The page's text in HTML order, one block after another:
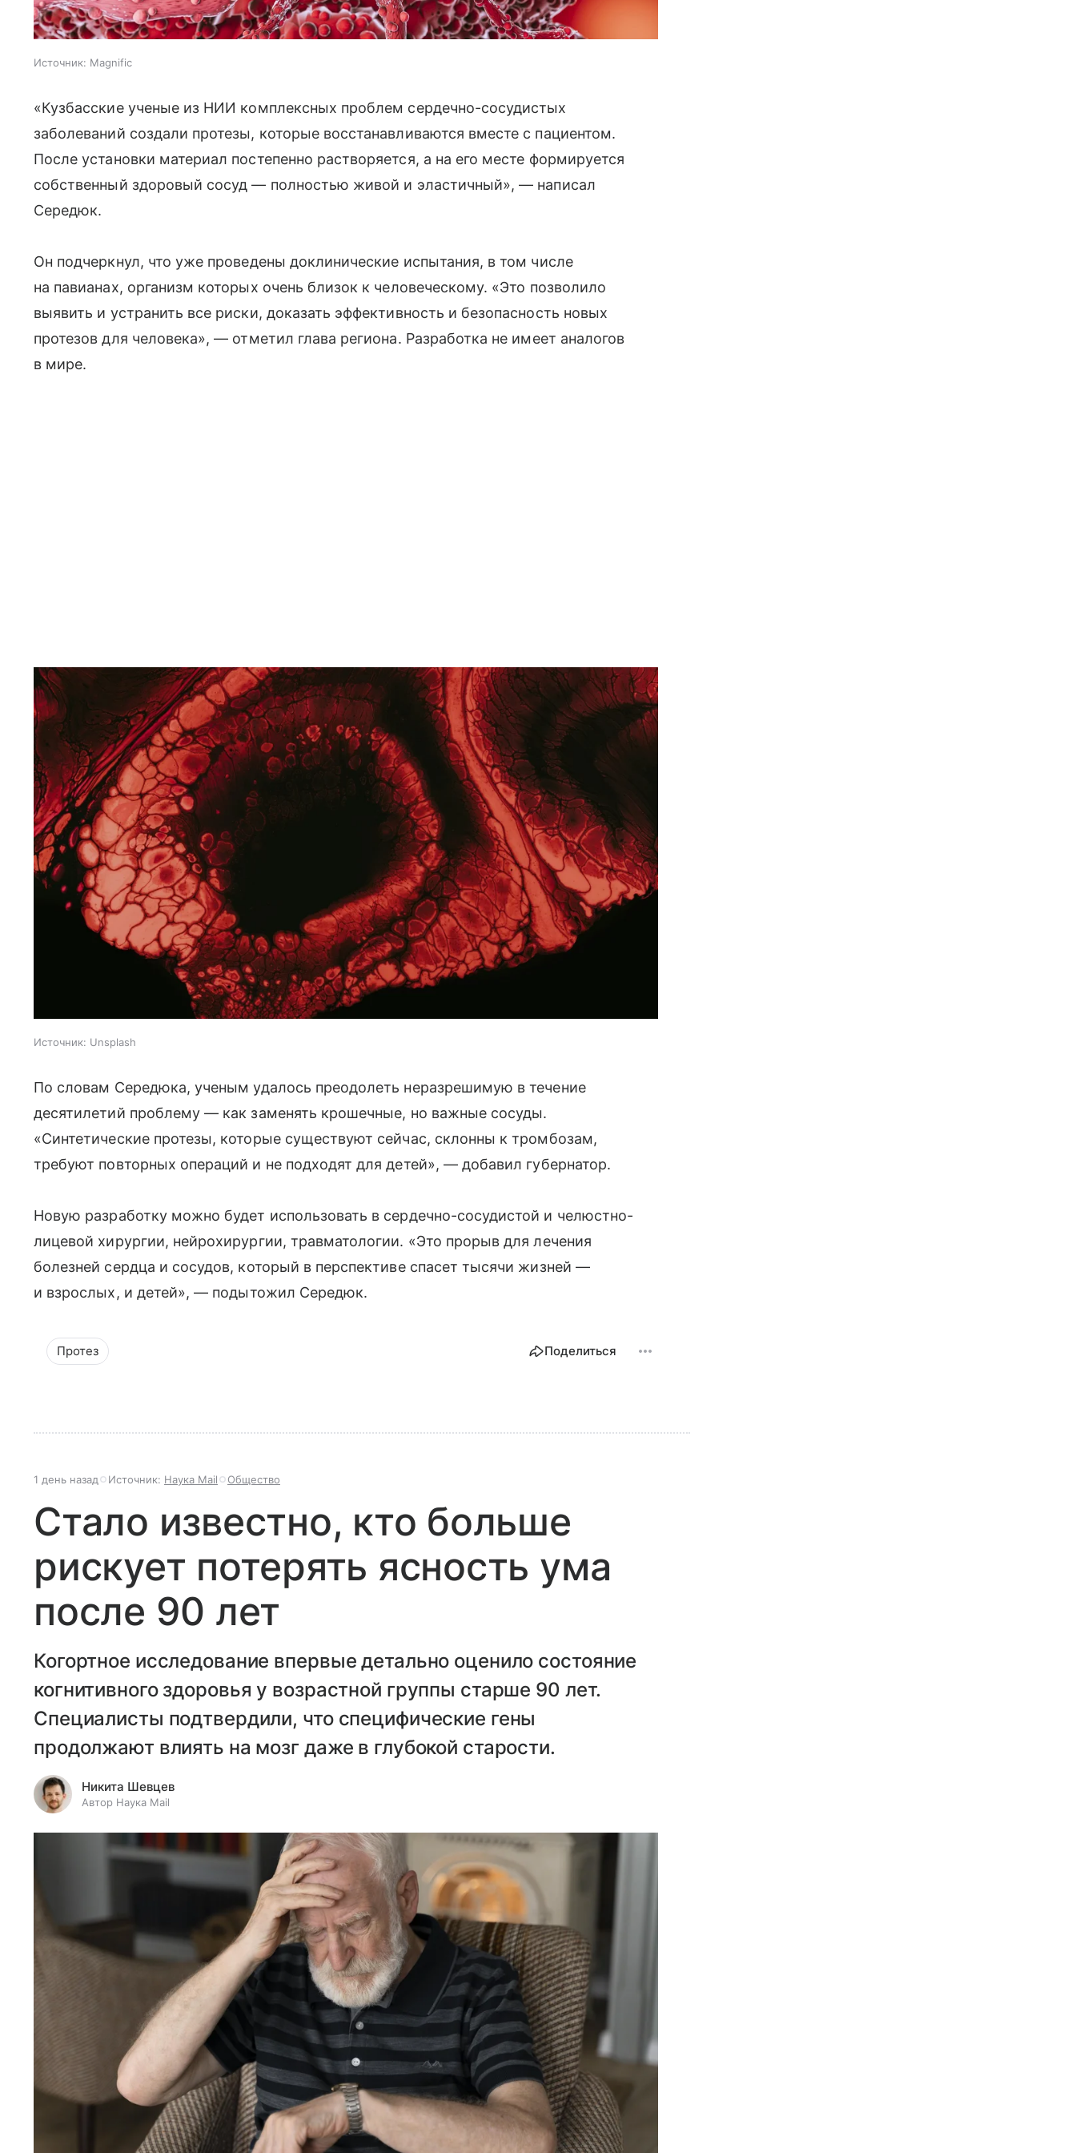
Источник: Magnific
«Кузбасские ученые из НИИ комплексных проблем сердечно-сосудистых
заболеваний создали протезы, которые восстанавливаются вместе с пациентом.
После установки материал постепенно растворяется, а на его месте формируется
собственный здоровый сосуд — полностью живой и эластичный», — написал
Середюк.
Он подчеркнул, что уже проведены доклинические испытания, в том числе
на павианах, организм которых очень близок к человеческому. «Это позволило
выявить и устранить все риски, доказать эффективность и безопасность новых
протезов для человека», — отметил глава региона. Разработка не имеет аналогов
в мире.
Источник: Unsplash
По словам Середюка, ученым удалось преодолеть неразрешимую в течение
десятилетий проблему — как заменять крошечные, но важные сосуды.
«Синтетические протезы, которые существуют сейчас, склонны к тромбозам,
требуют повторных операций и не подходят для детей», — добавил губернатор.
Новую разработку можно будет использовать в сердечно-сосудистой и челюстно-
лицевой хирургии, нейрохирургии, травматологии. «Это прорыв для лечения
болезней сердца и сосудов, который в перспективе спасет тысячи жизней —
и взрослых, и детей», — подытожил Середюк.
Протез Поделиться
1 день назад Источник: Наука Mail Общество
Стало известно, кто больше
рискует потерять ясность ума
после 90 лет
Когортное исследование впервые детально оценило состояние
когнитивного здоровья у возрастной группы старше 90 лет.
Специалисты подтвердили, что специфические гены
продолжают влиять на мозг даже в глубокой старости.
Никита Шевцев
Автор Наука Mail